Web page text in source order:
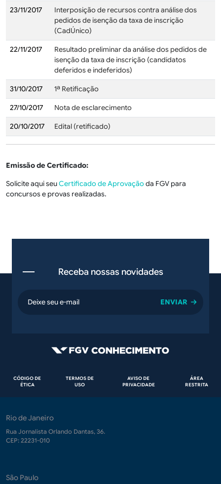
23/11/2017
Interposição de recursos contra análise dos
pedidos de isenção da taxa de inscrição
(CadÚnico)
22/11/2017
Resultado preliminar da análise dos pedidos de
isenção da taxa de inscrição (candidatos
deferidos e indeferidos)
31/10/2017 1ª Retificação
27/10/2017 Nota de esclarecimento
20/10/2017 Edital (retificado)
Emissão de Certificado:
Solicite aqui seuCertificado de Aprovaçãoda FGV para
concursos e provas realizadas.
Receba nossas novidades
email
Rodapé
CÓDIGO DE
ÉTICA
TERMOS DE
USO
AVISO DE
PRIVACIDADE
ÁREA
RESTRITA
Rio de Janeiro
Rua Jornalista Orlando Dantas, 36.
CEP: 22231-010
São Paulo